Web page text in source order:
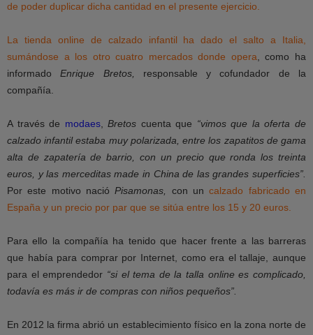
de poder duplicar dicha cantidad en el presente ejercicio.
La tienda online de calzado infantil ha dado el salto a Italia,
sumándose a los otro cuatro mercados donde opera, como ha
informadoEnrique Bretos, responsable y cofundador de la
compañía.
A través de modaes,Bretos cuenta que “vimos que la oferta de
calzado infantil estaba muy polarizada, entre los zapatitos de gama
alta de zapatería de barrio, con un precio que ronda los treinta
euros, y las merceditas made in China de las grandes superficies”.
Por este motivo nacióPisamonas, con uncalzado fabricado en
España y un precio por par que se sitúa entre los 15 y 20 euros.
Para ello la compañía ha tenido que hacer frente a las barreras
que había para comprar por Internet, como era el tallaje, aunque
para el emprendedor “si el tema de la talla online es complicado,
todavía es más ir de compras con niños pequeños”.
En 2012 la firma abrió un establecimiento físico en la zona norte de